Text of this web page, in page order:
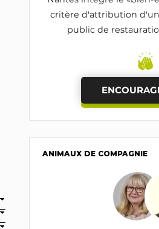
critère d'attribution
public de
ANIMAUX DE COMPAGNIE